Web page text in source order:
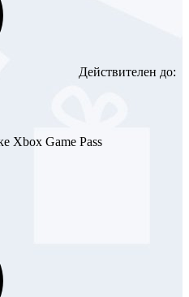
Действителен до:
Xbox Game Pass